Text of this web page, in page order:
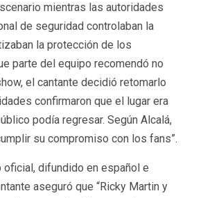
mientras las autoridades
de seguridad controlaban la
la protección de los
parte del equipo recomendó no
el cantante decidió retomarlo
confirmaron que el lugar era
podía regresar. Según Alcalá,
su compromiso con los fans”.
oficial, difundido en español e
aseguró que “Ricky Martin y